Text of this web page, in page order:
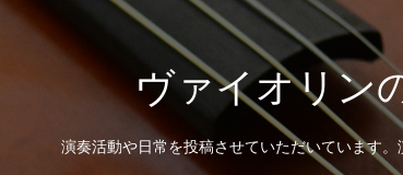
ヴァイオリン
演奏活動や日常を投稿させていただいています